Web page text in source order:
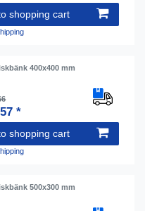
shopping cart
400x400 mm
*
shopping cart
500x300 mm